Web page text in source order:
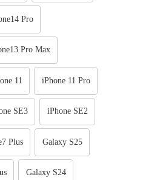
Pro
Pro Max
11 iPhone 11 Pro
SE3 iPhone SE2
Plus Galaxy S25
Galaxy S24